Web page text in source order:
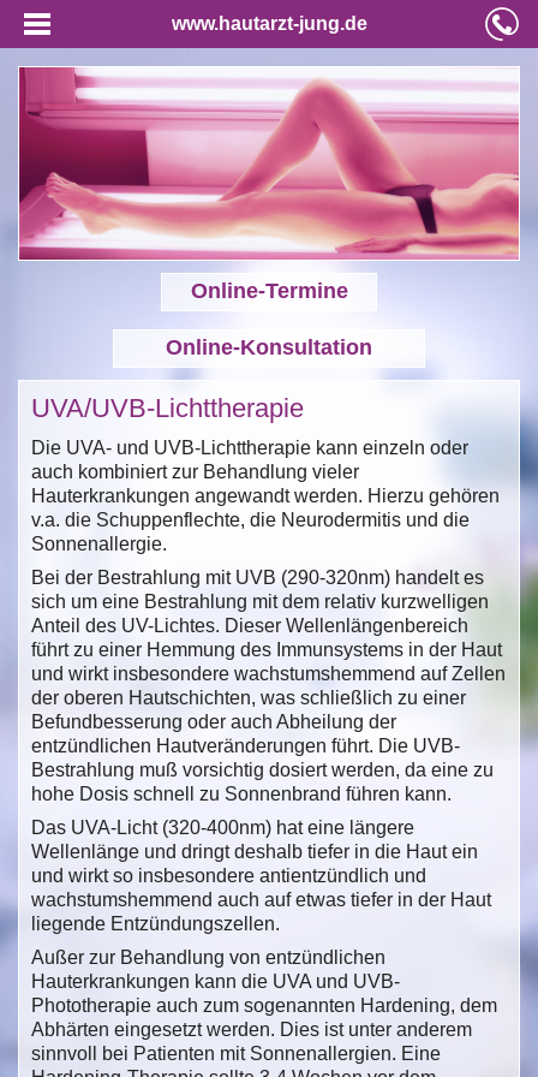
www.hautarzt-jung.de
Online-Termine
Online-Konsultation
UVA/UVB-Lichttherapie
Die UVA- und UVB-Lichttherapie kann einzeln oder
auch kombiniert zur Behandlung vieler
Hauterkrankungen angewandt werden. Hierzu gehören
v.a. die Schuppenflechte, die Neurodermitis und die
Sonnenallergie.
Bei der Bestrahlung mit UVB (290-320nm) handelt es
sich um eine Bestrahlung mit dem relativ kurzwelligen
Anteil des UV-Lichtes. Dieser Wellenlängenbereich
führt zu einer Hemmung des Immunsystems in der Haut
und wirkt insbesondere wachstumshemmend auf Zellen
der oberen Hautschichten, was schließlich zu einer
Befundbesserung oder auch Abheilung der
entzündlichen Hautveränderungen führt. Die UVB-
Bestrahlung muß vorsichtig dosiert werden, da eine zu
hohe Dosis schnell zu Sonnenbrand führen kann.
Das UVA-Licht (320-400nm) hat eine längere
Wellenlänge und dringt deshalb tiefer in die Haut ein
und wirkt so insbesondere antientzündlich und
wachstumshemmend auch auf etwas tiefer in der Haut
liegende Entzündungszellen.
Außer zur Behandlung von entzündlichen
Hauterkrankungen kann die UVA und UVB-
Phototherapie auch zum sogenannten Hardening, dem
Abhärten eingesetzt werden. Dies ist unter anderem
sinnvoll bei Patienten mit Sonnenallergien. Eine